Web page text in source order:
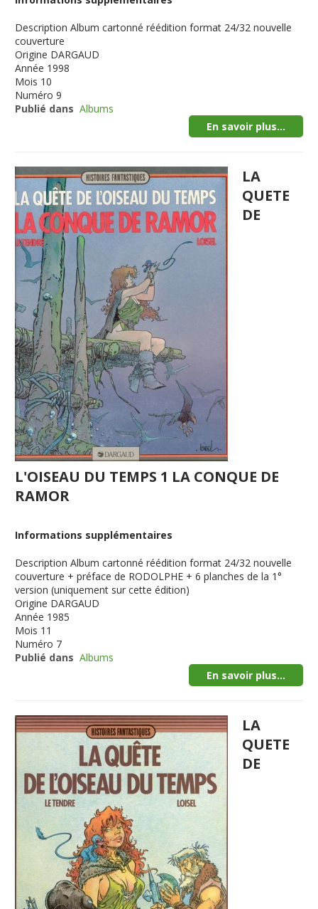
Description Album cartonné réédition format 24/32 nouvelle
couverture
Origine DARGAUD
Année 1998
Mois 10
Numéro 9
Publié dans Albums
En savoir plus...
LA
QUETE
DE
L'OISEAU DU TEMPS 1 LA CONQUE DE
RAMOR
Informations supplémentaires
Description Album cartonné réédition format 24/32 nouvelle
couverture + préface de RODOLPHE + 6 planches de la 1°
version (uniquement sur cette édition)
Origine DARGAUD
Année 1985
Mois 11
Numéro 7
Publié dans Albums
En savoir plus...
LA
QUETE
DE